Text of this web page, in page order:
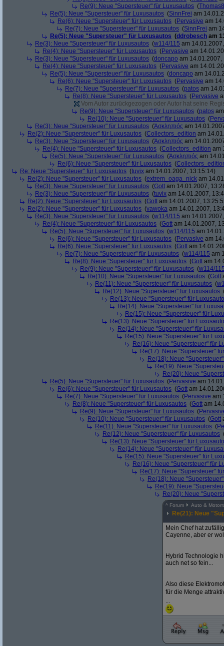
Re(9): Neue "Supersteuer" für Luxusautos (
Re(5): Neue "Supersteuer" für Luxusautos (SinnFrei am
Re(6): Neue "Supersteuer" für Luxusautos (Pervasive am
Re(7): Neue "Supersteuer" für Luxusautos (SinnFrei am
Re(5): Neue "Supersteuer" für Luxusautos (ddrobesch am
Re(3): Neue "Supersteuer" für Luxusautos (w114/115 am
Re(4): Neue "Supersteuer" für Luxusautos (Pervasive am
Re(3): Neue "Supersteuer" für Luxusautos (doncapo am 14.01.2007,
Re(4): Neue "Supersteuer" für Luxusautos (Pervasive am
Re(5): Neue "Supersteuer" für Luxusautos (doncapo am
Re(6): Neue "Supersteuer" für Luxusautos (Pervasive am
Re(7): Neue "Supersteuer" für Luxusautos (patos am
Re(8): Neue "Supersteuer" für Luxusautos (Pervasive
Vom Autor zurückgezogen oder Autor hat seine
Re(9): Neue "Supersteuer" für Luxusautos (patos
Re(10): Neue "Supersteuer" für Luxusautos (
Re(3): Neue "Supersteuer" für Luxusautos (Ἀσκληπιός am
Re(2): Neue "Supersteuer" für Luxusautos (Collectors_edition am
Re(3): Neue "Supersteuer" für Luxusautos (Ἀσκληπιός am
Re(4): Neue "Supersteuer" für Luxusautos (Collectors_edition am
Re(5): Neue "Supersteuer" für Luxusautos (Ἀσκληπιός am
Re(6): Neue "Supersteuer" für Luxusautos (
Re: Neue "Supersteuer" für Luxusautos (tuvix am 14.01.2007, 13:15:14)
Re(2): Neue "Supersteuer" für Luxusautos (extrem_oaga_nick am
Re(3): Neue "Supersteuer" für Luxusautos (Gott am 14.01.2007,
Re(3): Neue "Supersteuer" für Luxusautos (tuvix am 14.01.2007,
Re(2): Neue "Supersteuer" für Luxusautos (Gott am 14.01.2007,
Re(2): Neue "Supersteuer" für Luxusautos (vawoka am 14.01.2007,
Re(3): Neue "Supersteuer" für Luxusautos (w114/115 am
Re(4): Neue "Supersteuer" für Luxusautos (Gott am 14.01.2007,
Re(5): Neue "Supersteuer" für Luxusautos (w114/115 am
Re(6): Neue "Supersteuer" für Luxusautos (Pervasive am
Re(6): Neue "Supersteuer" für Luxusautos (Gott am
Re(7): Neue "Supersteuer" für Luxusautos (w114/115 am
Re(8): Neue "Supersteuer" für Luxusautos (Gott am
Re(9): Neue "Supersteuer" für Luxusautos (w114/
Re(10): Neue "Supersteuer" für Luxusautos (Gott
Re(11): Neue "Supersteuer" für Luxusautos (
Re(12): Neue "Supersteuer" für Luxusautos
Re(13): Neue "Supersteuer" für
Re(14): Neue "Supersteuer" für
Re(15): Neue "Supersteuer" für
Re(13): Neue "Supersteuer" für
Re(14): Neue "Supersteuer" für
Re(15): Neue "Supersteuer" für
Re(16): Neue "Supersteuer" für
Re(17): Neue "Supersteuer"
Re(18): Neue
Re(19): Neue
Re(20): Neue
Re(5): Neue "Supersteuer" für Luxusautos (Pervasive am
Re(6): Neue "Supersteuer" für Luxusautos (Gott am
Re(7): Neue "Supersteuer" für Luxusautos (Pervasive am
Re(8): Neue "Supersteuer" für Luxusautos (Gott am
Re(9): Neue "Supersteuer" für Luxusautos (
Re(10): Neue "Supersteuer" für Luxusautos (Gott
Re(11): Neue "Supersteuer" für Luxusautos (
Re(12): Neue "Supersteuer" für Luxusautos
Re(13): Neue "Supersteuer" für
Re(14): Neue "Supersteuer" für
Re(15): Neue "Supersteuer" für
Re(16): Neue "Supersteuer" für
Re(17): Neue "Supersteuer"
Re(18): Neue
Re(19): Neue
Re(20): Neue
^ Forum Auto &
Re(21): Neue
Mein Chef hat
Cayenne, aber er
Hybrid Technologie
auch net so fein...
Also diese
für die Menge
...